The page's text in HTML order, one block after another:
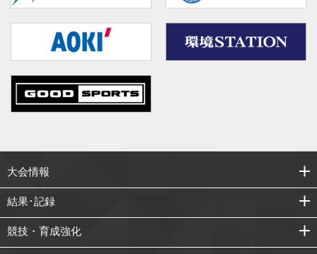
大会情報
結果･記録
競技・育成強化